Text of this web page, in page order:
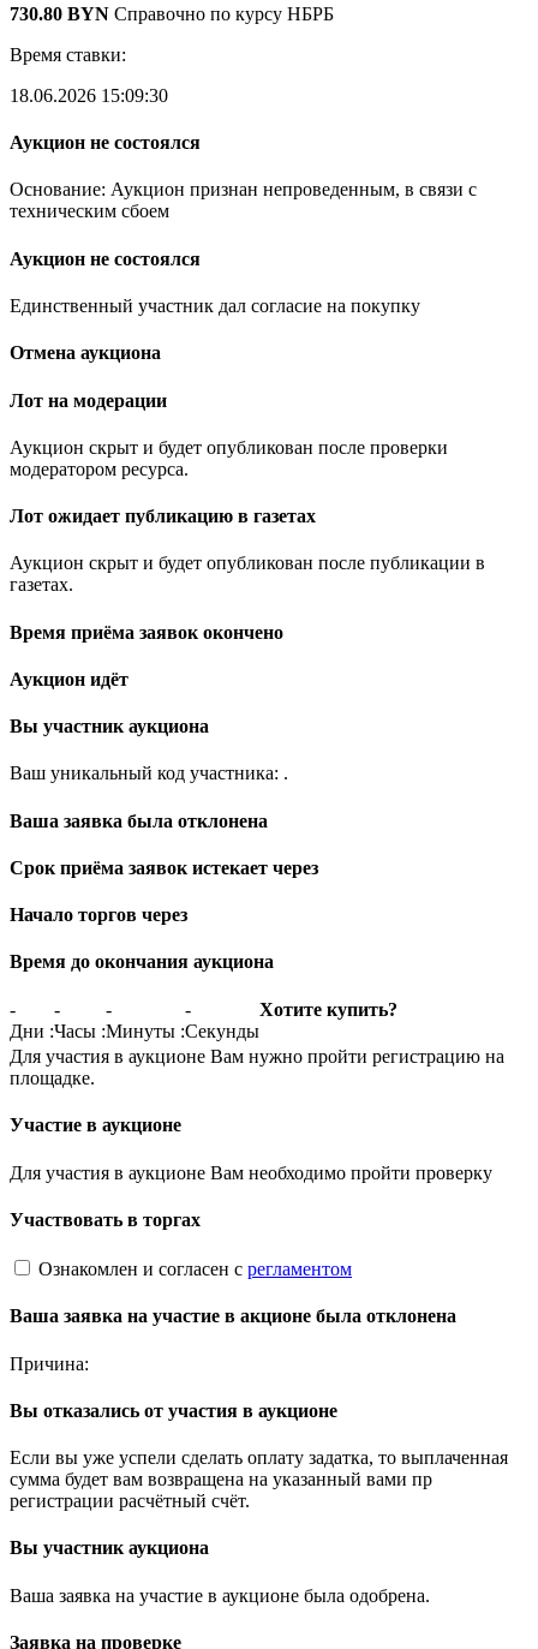
730.80 BYN Справочно по курсу НБРБ
Время ставки:
18.06.2026 15:09:30
Аукцион не состоялся
Основание: Аукцион признан непроведенным, в связи с
техническим сбоем
Аукцион не состоялся
Единственный участник дал согласие на покупку
Отмена аукциона
Лот на модерации
Аукцион скрыт и будет опубликован после проверки
модератором ресурса.
Лот ожидает публикацию в газетах
Аукцион скрыт и будет опубликован после публикации в
газетах.
Время приёма заявок окончено
Аукцион идёт
Вы участник аукциона
Ваш уникальный код участника: .
Ваша заявка была отклонена
Срок приёма заявок истекает через
Начало торгов через
Время до окончания аукциона
-
Дни :
-
Часы :
-
Минуты :
-
Секунды
Хотите купить?
Для участия в аукционе Вам нужно пройти регистрацию на
площадке.
Участие в аукционе
Для участия в аукционе Вам необходимо пройти проверку
Участвовать в торгах
Ознакомлен и согласен с регламентом
Ваша заявка на участие в акционе была отклонена
Причина:
Вы отказались от участия в аукционе
Если вы уже успели сделать оплату задатка, то выплаченная
сумма будет вам возвращена на указанный вами пр
регистрации расчётный счёт.
Вы участник аукциона
Ваша заявка на участие в аукционе была одобрена.
Заявка на проверке